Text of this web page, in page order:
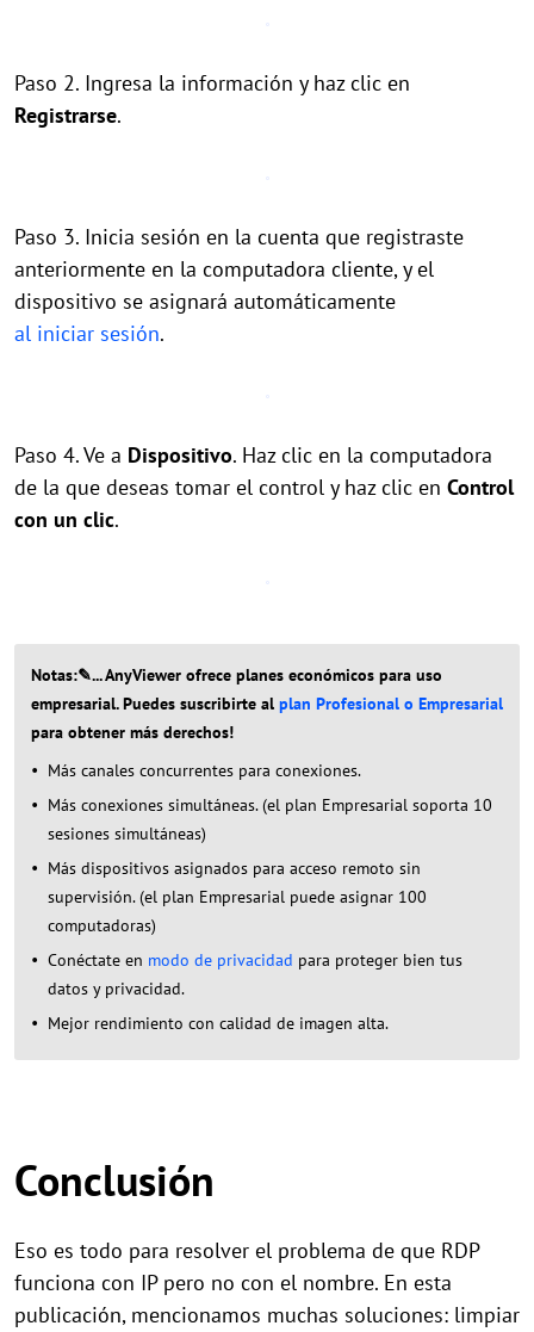
Paso 2. Ingresa la información y haz clic en
Registrarse.
Paso 3. Inicia sesión en la cuenta que registraste
anteriormente en la computadora cliente, y el
dispositivo se asignará automáticamente
al iniciar sesión.
Paso 4. Ve a Dispositivo. Haz clic en la computadora
de la que deseas tomar el control y haz clic en Control
con un clic.
Notas:✎... AnyViewer ofrece planes económicos para uso
empresarial. Puedes suscribirte al plan Profesional o Empresarial
para obtener más derechos!
Más canales concurrentes para conexiones.
Más conexiones simultáneas. (el plan Empresarial soporta 10
sesiones simultáneas)
Más dispositivos asignados para acceso remoto sin
supervisión. (el plan Empresarial puede asignar 100
computadoras)
Conéctate en modo de privacidad para proteger bien tus
datos y privacidad.
Mejor rendimiento con calidad de imagen alta.
Conclusión
Eso es todo para resolver el problema de que RDP
funciona con IP pero no con el nombre. En esta
publicación, mencionamos muchas soluciones: limpiar